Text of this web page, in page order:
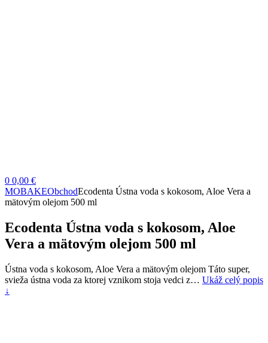
0 0,00 €
MOBAKEObchodEcodenta Ústna voda s kokosom, Aloe Vera a
mätovým olejom 500 ml
Ecodenta Ústna voda s kokosom, Aloe
Vera a mätovým olejom 500 ml
Ústna voda s kokosom, Aloe Vera a mätovým olejom Táto super,
svieža ústna voda za ktorej vznikom stoja vedci z… Ukáž celý popis
↓